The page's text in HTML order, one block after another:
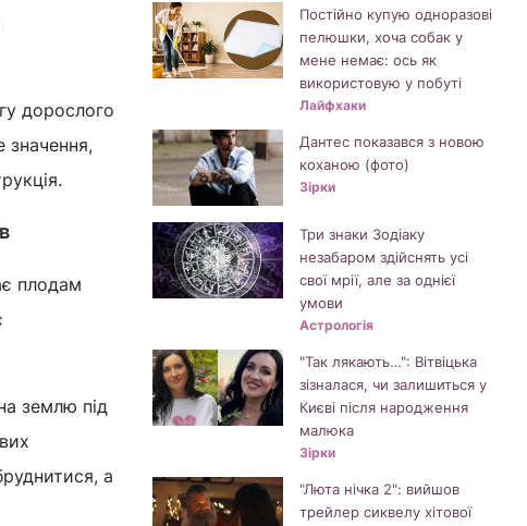
дорослого
значення,
плодам
землю під
а
Постійно купую одноразові
пелюшки, хоча собак у
мене немає: ось як
використовую у побуті
Лайфхаки
Дантес показався з новою
коханою (фото)
Зірки
Три знаки Зодіаку
незабаром здійснять усі
свої мрії, але за однієї
умови
Астрологія
"Так лякають…": Вітвіцька
зізналася, чи залишиться у
Києві після народження
малюка
Зірки
"Люта нічка 2": вийшов
трейлер сиквелу хітової